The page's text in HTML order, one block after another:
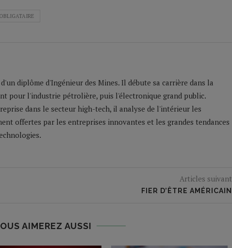
diplôme d'Ingénieur des Mines. Il débute sa carrière dans la
pour l'industrie pétrolière, puis l'électronique grand public.
dans le secteur high-tech, il analyse de l'intérieur les
offertes par les entreprises innovantes et les grandes tendances
Articles suivant
FIER D’ÊTRE AMÉRICAIN
AIMEREZ AUSSI